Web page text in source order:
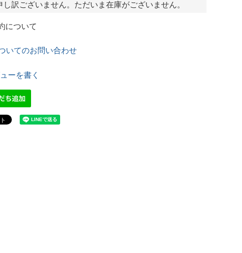
し訳ございません。ただいま在庫がございません。
について
いてのお問い合わせ
ーを書く